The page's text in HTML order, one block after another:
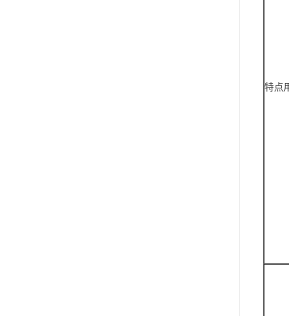
特点